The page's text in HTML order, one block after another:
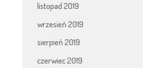
listopad 2019
wrzesień 2019
sierpień 2019
czerwiec 2019